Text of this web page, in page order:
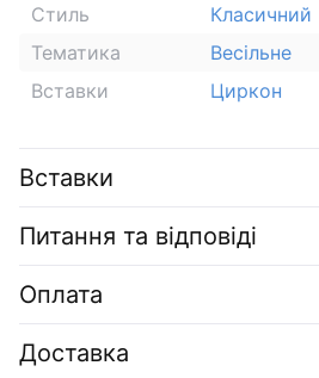
Стиль
Класичний
Тематика
Весільне
Вставки
Циркон
Вставки
Питання та відповіді
Оплата
Доставка